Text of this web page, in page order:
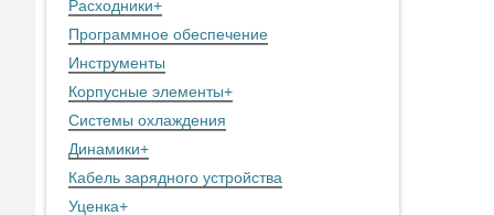
Расходники+
Программное обеспечение
Инструменты
Корпусные элементы+
Системы охлаждения
Динамики+
Кабель зарядного устройства
Уценка+